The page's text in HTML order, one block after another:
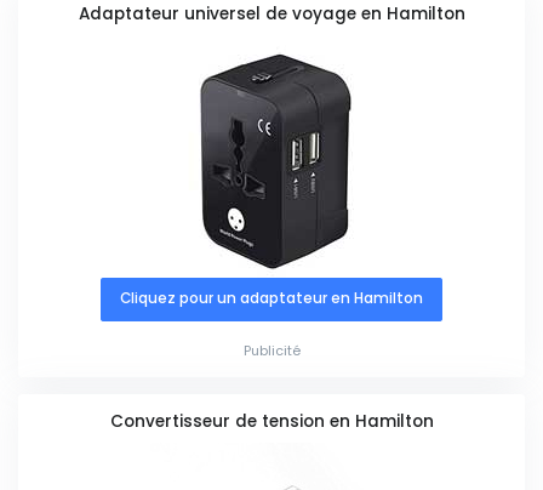
Adaptateur universel de voyage en Hamilton
Cliquez pour un adaptateur en Hamilton
Publicité
Convertisseur de tension en Hamilton